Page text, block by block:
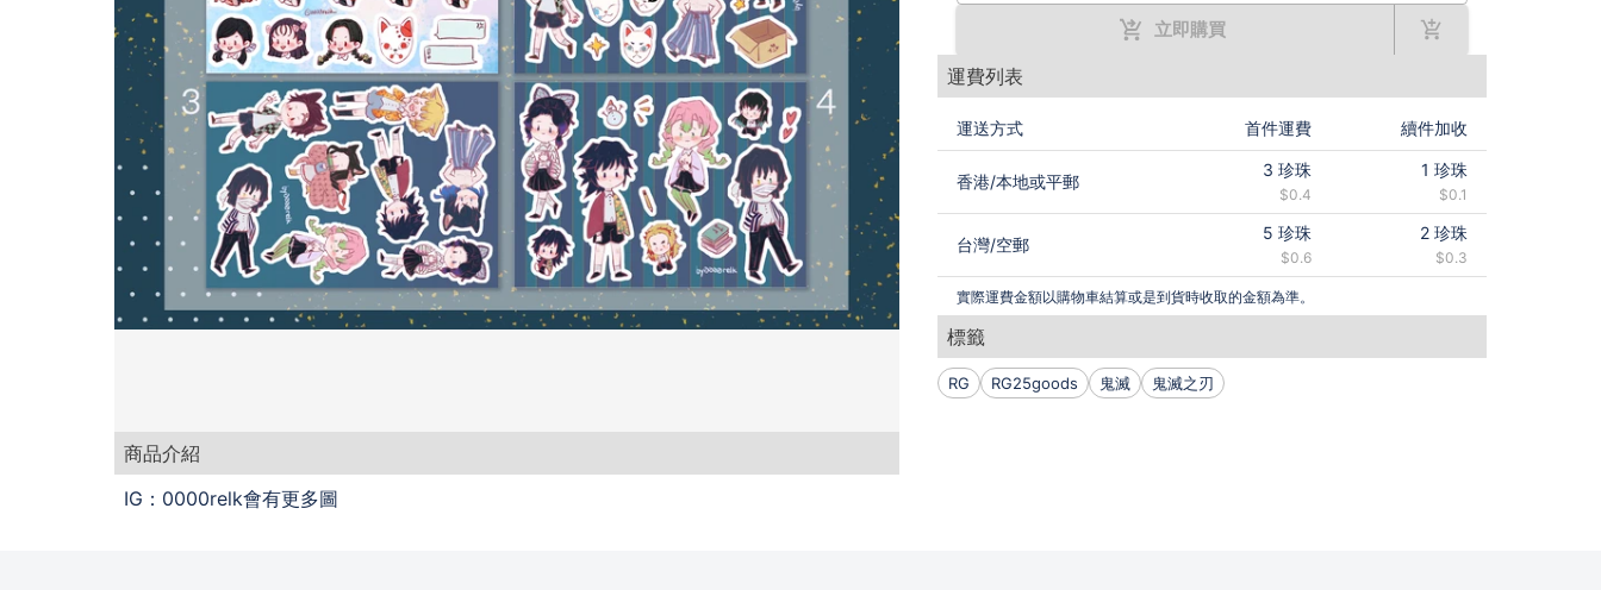
商品介紹
IG：0000relk會有更多圖
立即購買
運費列表
運送方式 首件運費 續件加收
香港/本地或平郵
3 珍珠
$0.4
1 珍珠
$0.1
台灣/空郵
5 珍珠
$0.6
2珍珠
$0.3
實際運費金額以購物車結算或是到貨時收取的金額為準。
標籤
RG RG25goods 鬼滅 鬼滅之刃